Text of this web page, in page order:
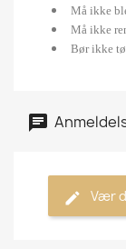
Må ikke
Må ikke
Bør ikke
Vær